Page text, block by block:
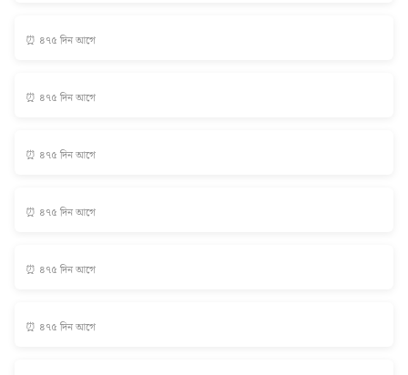
⏰ ৪৭৫ দিন আগে
⏰ ৪৭৫ দিন আগে
⏰ ৪৭৫ দিন আগে
⏰ ৪৭৫ দিন আগে
⏰ ৪৭৫ দিন আগে
⏰ ৪৭৫ দিন আগে